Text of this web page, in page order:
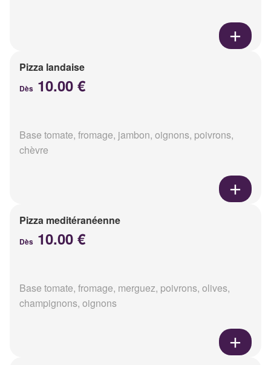
Pizza landaise
Dès 10.00 €
Base tomate, fromage, jambon, oignons, poivrons,
chèvre
Pizza meditéranéenne
Dès 10.00 €
Base tomate, fromage, merguez, poivrons, olives,
champignons, oignons